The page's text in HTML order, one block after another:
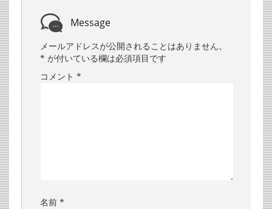
Message
メールアドレスが公開されることはありません。
* が付いている欄は必須項目です
コメント *
名前 *